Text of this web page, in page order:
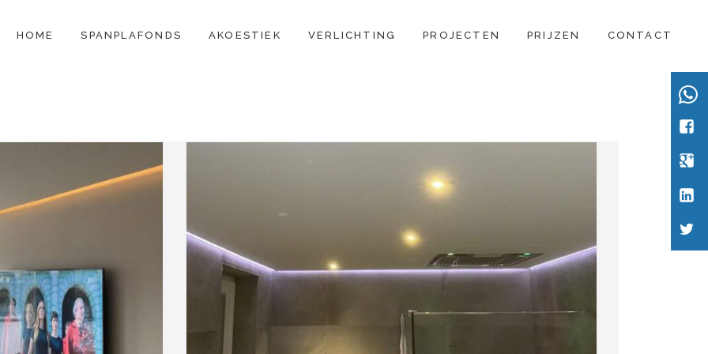
HOME SPANPLAFONDS AKOESTIEK VERLICHTING PROJECTEN PRIJZEN CONTACT